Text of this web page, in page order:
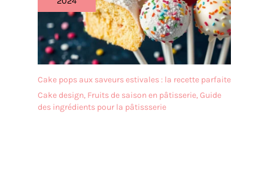
Afin de prolonger sa durée
de vie, il est recommandé
de ne pas le nettoyer au
lave-vaisselle. Après le
nettoyage, il doit être
séché afin de le garder au
importante] : si vous
rencontrez des difficultés,
Cake pops aux saveurs estivales : la recette parfaite
Cake design, Fruits de saison en pâtisserie,Guide
des ingrédients pour la pâtissserie